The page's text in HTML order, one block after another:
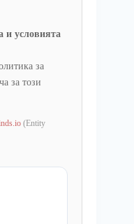
и условията
за
за този
(Entity